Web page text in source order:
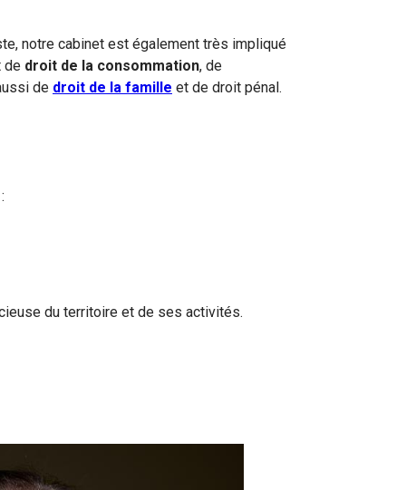
notre cabinet est également très impliqué
de droit de la consommation, de
de droit de la famille et de droit pénal.
du territoire et de ses activités.